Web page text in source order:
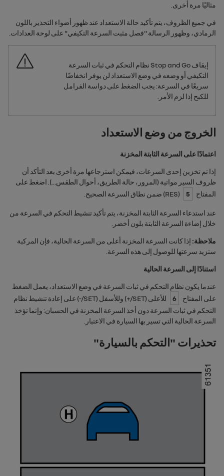
مثاليًا مرة أخرى.
في جميع الظروف، يتم تأكيد حالة الاستعداد عند ظهور أضواء التحذير باللون
الرمادي، وظهور الرسالة "فصل مثبت السرعة التكيفي" على لوحة العدادات.
إيقافStop and Go ‏‫نظام التحكم في ثبات السرعة
التكيفي أو وضعه في وضع الاستعداد لن يوفر انخفاضًا
سريعًا في السرعة: يجب الضغط على دواسة الفرامل
للكبح إذا لزم الأمر.
الخروج من وضع الاستعداد
اعتمادًا على السرعة الثابتة المخزنة
إذا تم تخزين إحدى السرعات، فيمكن استرجاعها مرة أخرى بعد التأكد أن
ظروف السير مواتية (المرور، حالة الطريق، أحوال الطقس…). اضغط على
المفتاح
5
(
RES) ضمن نطاق السرعة الصحيح.
عند استدعاء السرعة الثابتة المخزنة، يتم تأكيد تنشيط التحكم في السرعة من
خلال إضاءة السرعة الثابتة بلون أخضر.
ملاحظة: إذا كانت السرعة المخزنة أعلى من السرعة الحالية، فإن المركبة
ستزيد سرعتها للوصول إلى هذه السرعة.
استنادًا إلى السرعة الحالية
عندما يكون نظام التحكم في ثبات السرعة في وضع الاستعداد، يعمل الضغط
على المفتاح
6 للأعلى (SET/+ ) وللأسفل (SET/- ) على إعادة تنشيط نظام
التحكم في ثبات السرعة دون أخذ السرعة المخزنة في الحسبان: وإنما تؤخذ
السرعة الحالية التي تسير بها السيارة في الاعتبار.
تحذيرات "التحكم بالسيارة"